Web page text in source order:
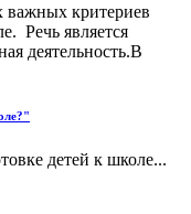
важных критериев
Речь является
деятельность.В
детей к школе...